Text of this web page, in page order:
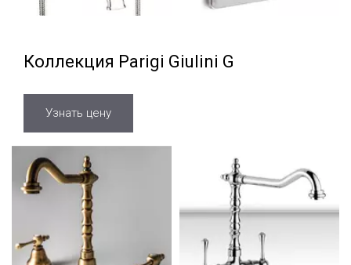
Коллекция Parigi Giulini G
Узнать цену